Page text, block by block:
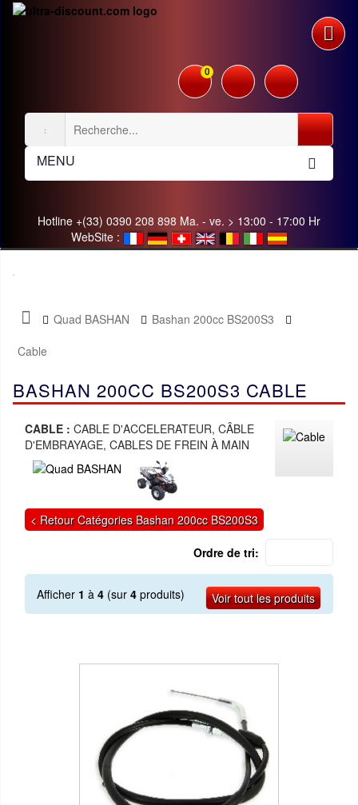
0
MENU
Hotline +(33) 0390 208 898 Ma. - ve. > 13:00 - 17:00 Hr
WebSite :
Quad BASHAN
Bashan 200cc BS200S3
Cable
BASHAN 200CC BS200S3 CABLE
CABLE : CABLE D'ACCELERATEUR, CÂBLE
D'EMBRAYAGE, CABLES DE FREIN À MAIN
< Retour Catégories Bashan 200cc BS200S3
Ordre de tri:
Afficher 1 à 4 (sur 4 produits) Voir tout les produits